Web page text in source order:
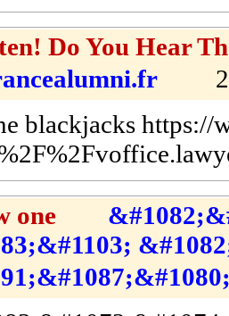
Do You Hear
blackjacks
one